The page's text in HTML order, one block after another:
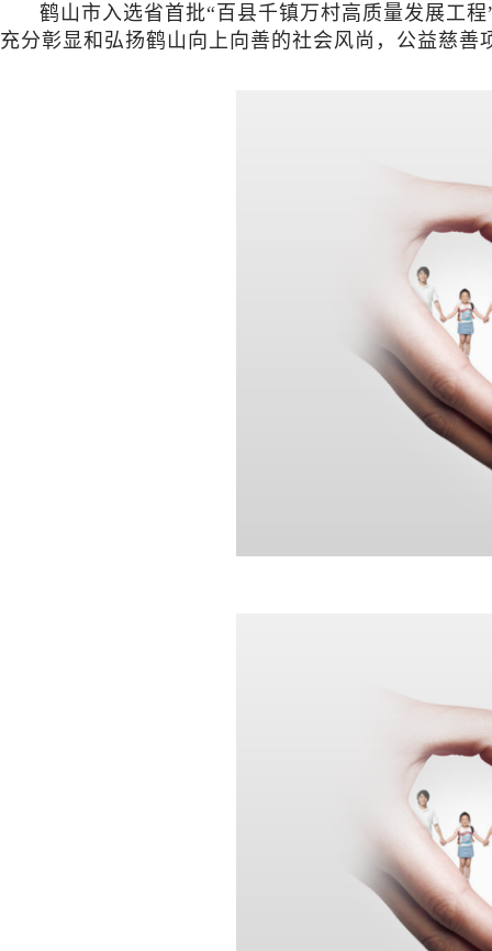
鹤山市入选省首批“百县千镇万村高质量发展工
充分彰显和弘扬鹤山向上向善的社会风尚，公益慈善